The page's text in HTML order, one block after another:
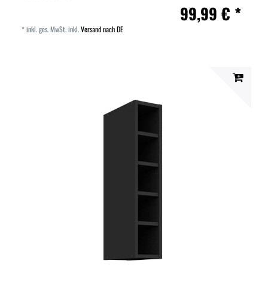
99,99 € *
*inkl. ges. MwSt.inkl.Versand nach DE